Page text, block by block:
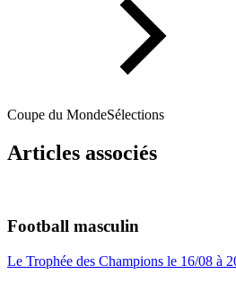
Coupe du MondeSélections
Articles associés
Football masculin
Le Trophée des Champions le 16/08 à